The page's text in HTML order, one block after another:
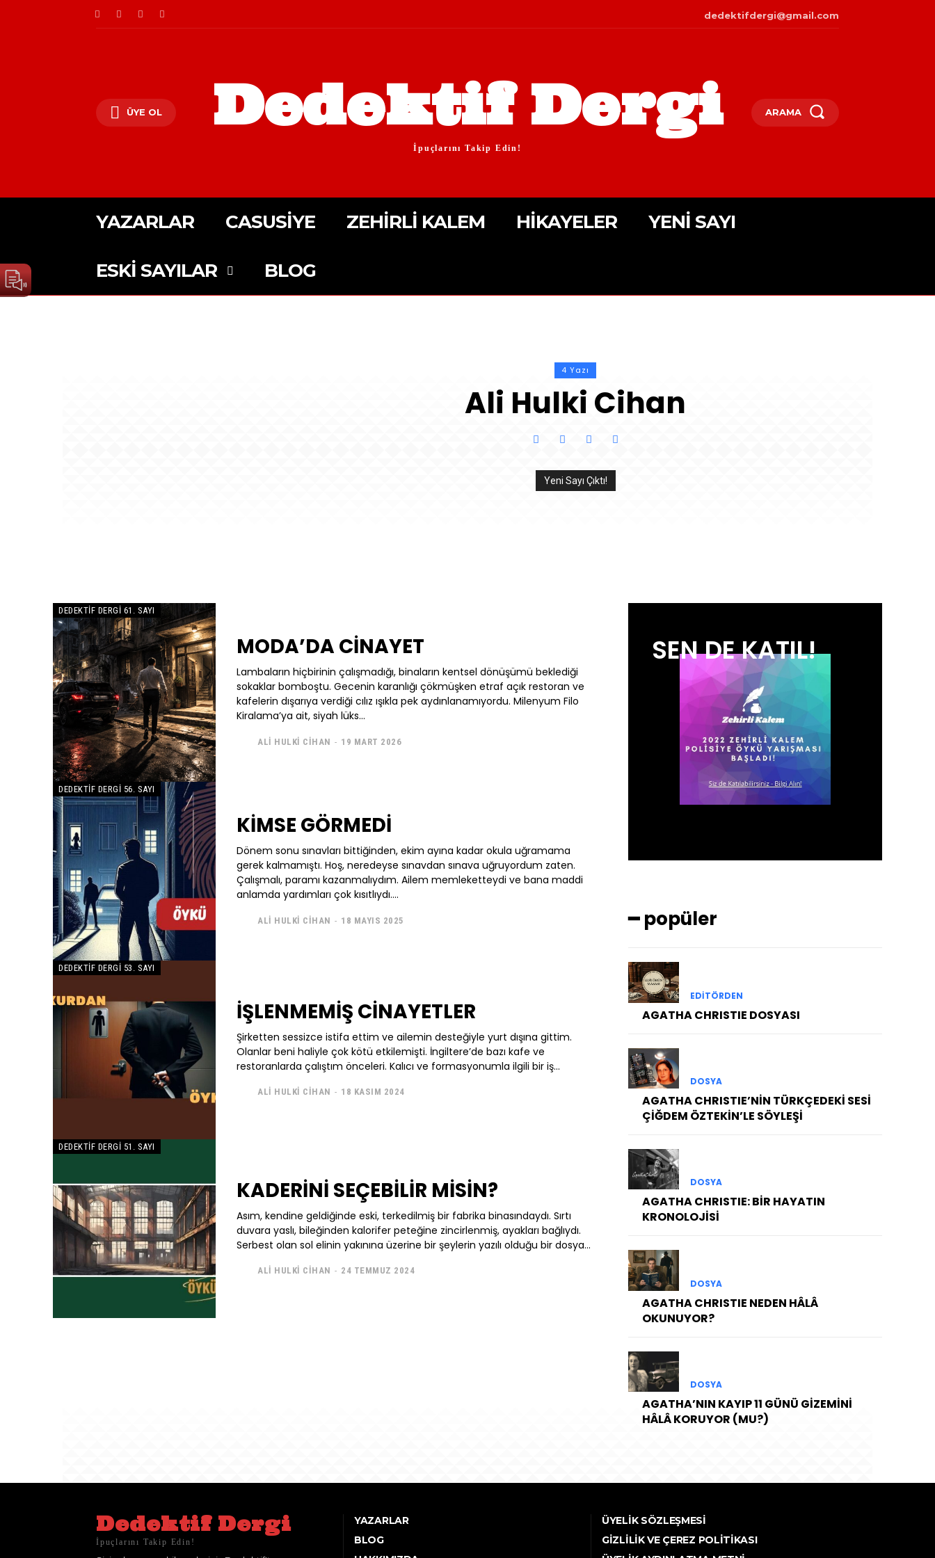
dedektifdergi@gmail.com
ÜYE OL Dedektif Dergi
İpuçlarını Takip Edin!
ARAMA
YAZARLAR CASUSIYE ZEHIRLI KALEM HIKAYELER YENI SAYI
ESKI SAYILAR BLOG
4 Yazı
Ali Hulki Cihan
Yeni Sayı Çıktı!
DEDEKTIF DERGI 61. SAYI
MODA’DA CİNAYET
Lambaların hiçbirinin çalışmadığı, binaların kentsel dönüşümü beklediği
sokaklar bomboştu. Gecenin karanlığı çökmüşken etraf açık restoran ve
kafelerin dışarıya verdiği cılız ışıkla pek aydınlanamıyordu. Milenyum Filo
Kiralama’ya ait, siyah lüks...
ALI HULKI CIHAN - 19 MART 2026
DEDEKTIF DERGI 56. SAYI
KİMSE GÖRMEDİ
Dönem sonu sınavları bittiğinden, ekim ayına kadar okula uğramama
gerek kalmamıştı. Hoş, neredeyse sınavdan sınava uğruyordum zaten.
Çalışmalı, paramı kazanmalıydım. Ailem memleketteydi ve bana maddi
anlamda yardımları çok kısıtlıydı....
ALI HULKI CIHAN - 18 MAYIS 2025
DEDEKTIF DERGI 53. SAYI
İŞLENMEMİŞ CİNAYETLER
Şirketten sessizce istifa ettim ve ailemin desteğiyle yurt dışına gittim.
Olanlar beni haliyle çok kötü etkilemişti. İngiltere’de bazı kafe ve
restoranlarda çalıştım önceleri. Kalıcı ve formasyonumla ilgili bir iş...
ALI HULKI CIHAN - 18 KASIM 2024
DEDEKTIF DERGI 51. SAYI
KADERİNİ SEÇEBİLİR MİSİN?
Asım, kendine geldiğinde eski, terkedilmiş bir fabrika binasındaydı. Sırtı
duvara yaslı, bileğinden kalorifer peteğine zincirlenmiş, ayakları bağlıydı.
Serbest olan sol elinin yakınına üzerine bir şeylerin yazılı olduğu bir dosya...
ALI HULKI CIHAN - 24 TEMMUZ 2024
SEN DE KATIL!
━ popüler
EDITÖRDEN
AGATHA CHRISTIE DOSYASI
DOSYA
AGATHA CHRISTIE’NİN TÜRKÇEDEKİ SESİ
ÇİĞDEM ÖZTEKİN’LE SÖYLEŞİ
DOSYA
AGATHA CHRISTIE: BİR HAYATIN
KRONOLOJİSİ
DOSYA
AGATHA CHRISTIE NEDEN HÂLÂ
OKUNUYOR?
DOSYA
AGATHA’NIN KAYIP 11 GÜNÜ GİZEMİNİ
HÂLÂ KORUYOR (MU?)
Dedektif Dergi
İpuçlarını Takip Edin!
YAZARLAR
BLOG
ÜYELIK SÖZLEŞMESI
GIZLILIK VE ÇEREZ POLITIKASI